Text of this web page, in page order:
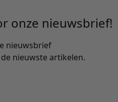
onze nieuwsbrief!
nieuwsbrief
nieuwste artikelen.